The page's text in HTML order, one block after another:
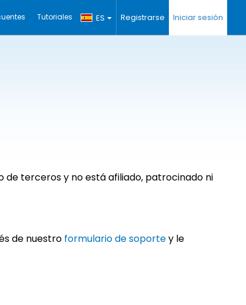
Registrarse Iniciar sesión
ES
Tutoriales
de terceros y no está afiliado, patrocinado ni
de nuestro formulario de soportey le